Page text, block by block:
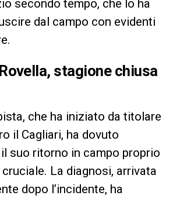
secondo tempo, che lo ha
dal campo con evidenti
stagione chiusa
che ha iniziato da titolare
il Cagliari, ha dovuto
suo ritorno in campo proprio
La diagnosi, arrivata
dopo l’incidente, ha